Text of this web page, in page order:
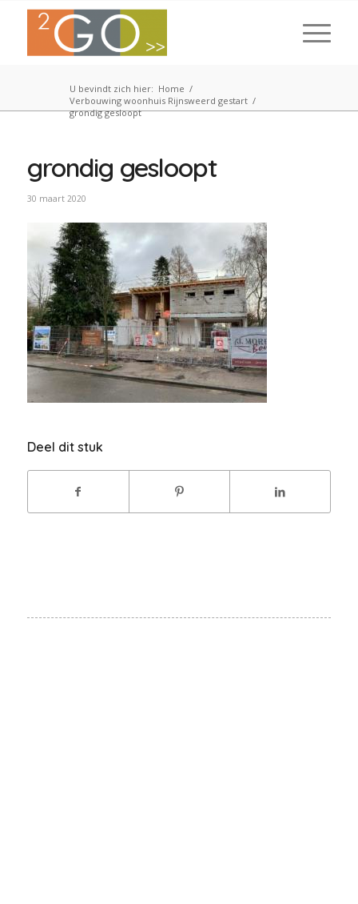
U bevindt zich hier: Home /
Verbouwing woonhuis Rijnsweerd gestart /
grondig gesloopt
grondig gesloopt
30 maart 2020
Deel dit stuk